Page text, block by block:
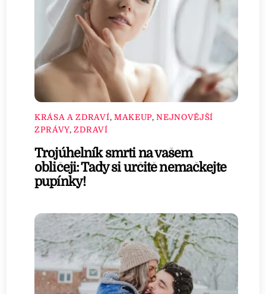
KRÁSA A ZDRAVÍ, MAKEUP,NEJNOVĚJŠÍ
ZPRÁVY,ZDRAVÍ
Trojúhelník smrti na vašem
obličeji: Tady si určitě nemačkejte
pupínky!